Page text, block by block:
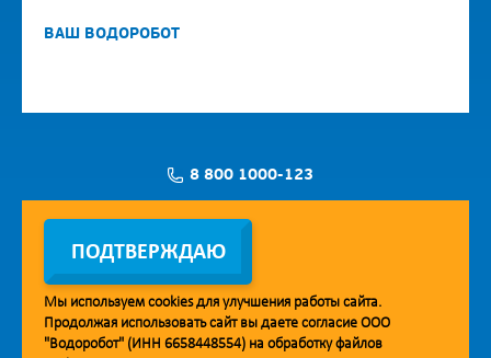
ВАШ ВОДОРОБОТ
8 800 1000-123
Заявка на установку
Мобильное приложение Vodorobot
ПОДТВЕРЖДАЮ
Мы используем cookiesдля улучшения работы сайта.
Продолжая использовать сайт вы даете согласие ООО
"Водоробот" (ИНН 6658448554) на обработку файлов